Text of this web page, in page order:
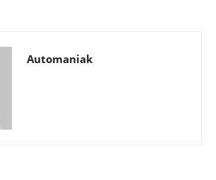
Automaniak